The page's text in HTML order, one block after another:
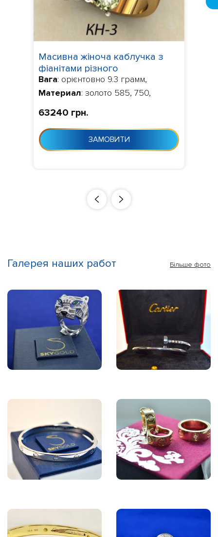
Масивна жіноча каблучка з
фіанітами різного
огранювання кн-34363
Вага: орієнтовно 9.3 грамм,
Материал: золото 585, 750,
Изготовление
24 дня з моменту замовлення
63240 грн.
ЗАМОВИТИ
Галерея наших работ Більше фото